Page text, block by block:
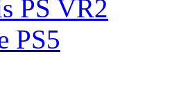
PS VR2
PS5